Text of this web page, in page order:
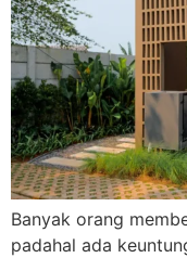
Banyak orang
padahal ada